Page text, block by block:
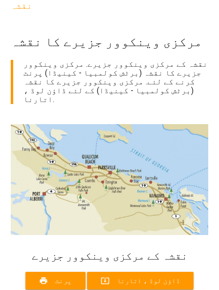
نقشہ
مرکزی وینکوور جزیرے کا نقشہ
نقشہ کے مرکزی وینکوور جزیرے. مرکزی وینکوور
جزیرے کا نقشہ (برٹش کولمبیا - کینیڈا) پرنٹ
کرنے کے لئے. مرکزی وینکوور جزیرے کا نقشہ
(برٹش کولمبیا - کینیڈا) کے لئے ڈاؤن لوڈ ،
اتارنا.
نقشہ کے مرکزی وینکوور جزیرے
print پرنٹ system_update_alt ڈاؤن لوڈ ، اتارنا